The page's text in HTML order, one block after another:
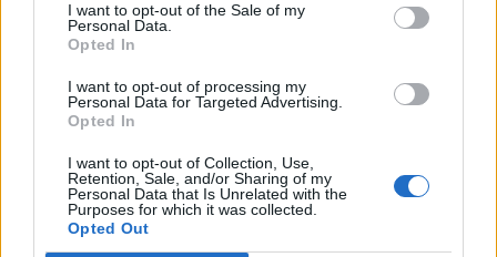
I want to opt-out of the Sale of my
Personal Data.
Opted In
I want to opt-out of processing my
Personal Data for Targeted Advertising.
Opted In
I want to opt-out of Collection, Use,
Retention, Sale, and/or Sharing of my
Personal Data that Is Unrelated with the
Purposes for which it was collected.
Opted Out
Colheita de sangue regressa ao
Hospital Sousa Martins durante o mês
de agosto
DESTAQUES